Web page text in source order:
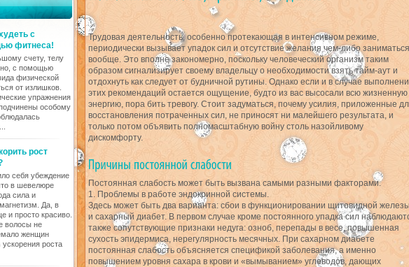
с
фитнеса!
счету, телу
с помощью
физической
от излишков.
упражнения
особому
рост
себя убеждение
в шевелюре
сила и
Да, в
и просто красиво.
волосы не
женщин
роста
Трудовая деятельность, особенно протекающая в интенсивном режиме,
периодически вызывает упадок сил и отсутствие желания чем-либо заниматься
вообще. Это вполне закономерно, поскольку человеческий организм таким
образом сигнализирует своему владельцу о необходимости взять тайм-аут и
отдохнуть как следует от будничной рутины. Однако если и в случае
этих рекомендаций остается ощущение, будто из вас высосали всю жизненную
энергию, пора бить тревогу. Стоит задуматься, почему усилия, приложенные
восстановления потраченных сил, не приносят ни малейшего результата, и
только потом объявить полномасштабную войну столь назойливому
дискомфорту.
Постоянная слабость может быть вызвана самыми разными факторами.
1. Проблемы в работе эндокринной системы.
Здесь может быть два варианта: сбои в функционировании щитовидной
и сахарный диабет. В первом случае кроме постоянного упадка сил
также сопутствующие признаки недуга: озноб, перепады в весе, повышенная
сухость эпидермиса, нерегулярность месячных. При сахарном диабете
постоянная слабость объясняется спецификой заболевания, а именно
повышением уровня сахара в крови и «вымыванием» углеводов, дающих